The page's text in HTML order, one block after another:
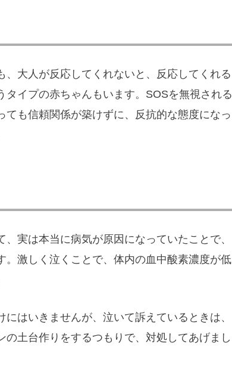
大人が反応してくれないと、反応してくれる
タイプの赤ちゃんもいます。SOSを無視される
も信頼関係が築けずに、反抗的な態度になっ
実は本当に病気が原因になっていたことで、
激しく泣くことで、体内の血中酸素濃度が低
はいきませんが、泣いて訴えているときは、
の土台作りをするつもりで、対処してあげまし